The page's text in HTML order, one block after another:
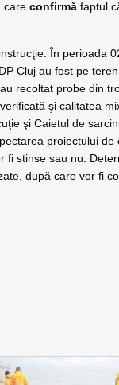
careconfirmă faptul
În perioada
Cluj au fost pe
recoltat probe din
şi calitatea
şi Caietul de
proiectului
fi stinse sau nu.
după care vor fi